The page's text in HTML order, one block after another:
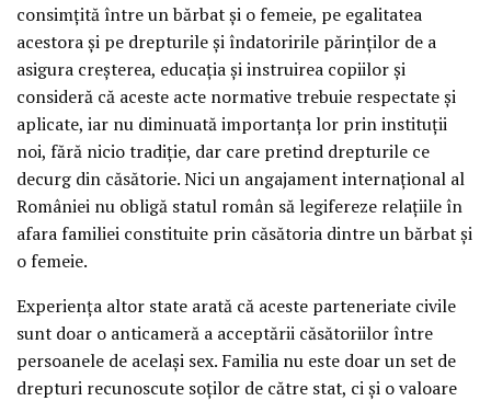
consimţită între un bărbat şi o femeie, pe egalitatea
acestora şi pe drepturile şi îndatoririle părinţilor de a
asigura creşterea, educaţia şi instruirea copiilor şi
consideră că aceste acte normative trebuie respectate şi
aplicate, iar nu diminuată importanţa lor prin instituţii
noi, fără nicio tradiţie, dar care pretind drepturile ce
decurg din căsătorie. Nici un angajament internaţional al
României nu obligă statul român să legifereze relaţiile în
afara familiei constituite prin căsătoria dintre un bărbat şi
o femeie.
Experienţa altor state arată că aceste parteneriate civile
sunt doar o anticameră a acceptării căsătoriilor între
persoanele de acelaşi sex. Familia nu este doar un set de
drepturi recunoscute soţilor de către stat, ci şi o valoare